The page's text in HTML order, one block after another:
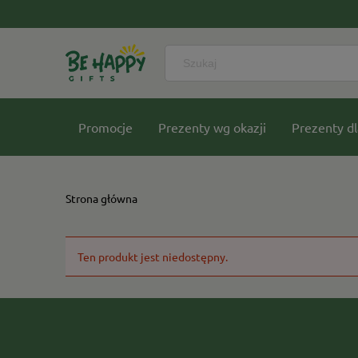
Promocje Prezenty wg okazji Prezenty
Strona główna
Ten produkt jest niedostępny.